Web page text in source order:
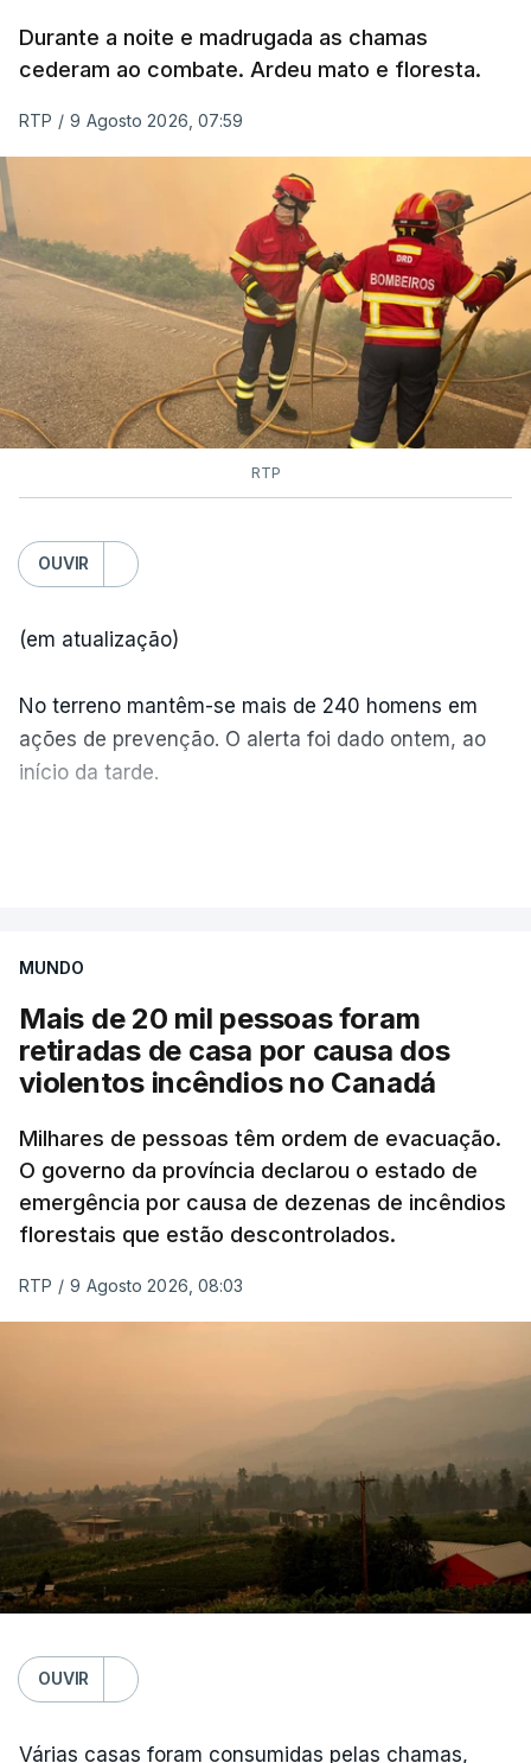
Durante a noite e madrugada as chamas
cederam ao combate. Ardeu mato e floresta.
RTP / 9 Agosto 2026, 07:59
RTP
OUVIR
(em atualização)
No terreno mantêm-se mais de 240 homens em
ações de prevenção. O alerta foi dado ontem, ao
início da tarde.
MUNDO
Mais de 20 mil pessoas foram
retiradas de casa por causa dos
violentos incêndios no Canadá
Milhares de pessoas têm ordem de evacuação.
O governo da província declarou o estado de
emergência por causa de dezenas de incêndios
florestais que estão descontrolados.
RTP / 9 Agosto 2026, 08:03
OUVIR
Várias casas foram consumidas pelas chamas,